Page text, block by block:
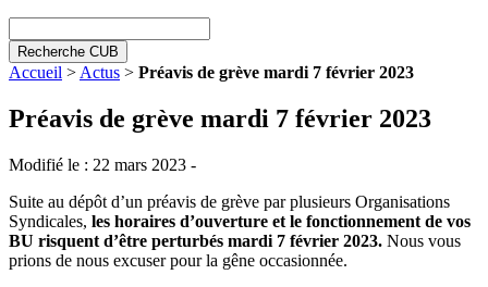
Recherche CUB
Accueil > Actus > Préavis de grève mardi 7 février 2023
Préavis de grève mardi 7 février 2023
Modifié le : 22 mars 2023 -
Suite au dépôt d’un préavis de grève par plusieurs Organisations
Syndicales, les horaires d’ouverture et le fonctionnement de vos
BU risquent d’être perturbés mardi 7 février 2023. Nous vous
prions de nous excuser pour la gêne occasionnée.